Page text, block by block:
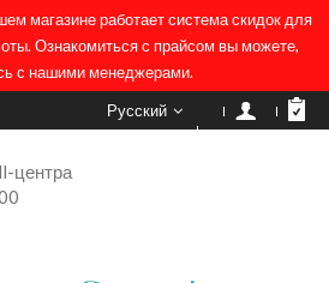
магазине работает система скидок для
Ознакомиться с прайсом вы можете,
с нашими менеджерами.
Русский
центра